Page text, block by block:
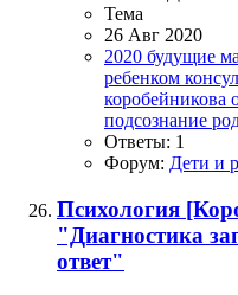
Тема
26 Авг 2020
2020 будущие
ребенком
коробейникова
подсознание
Ответы: 1
Форум: Дети и
Психология
"Диагностика
ответ"